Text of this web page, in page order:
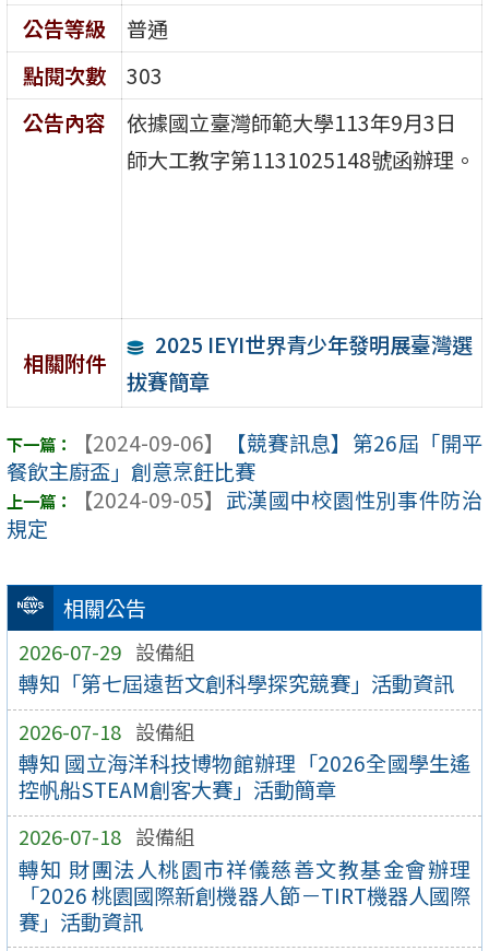
相關公告
2026-07-29 設備組
轉知「第七屆遠哲文創科學探究競賽」活動資訊
2026-07-18 設備組
轉知 國立海洋科技博物館辦理「2026全國學生遙
控帆船STEAM創客大賽」活動簡章
2026-07-18 設備組
轉知 財團法人桃園市祥儀慈善文教基金會辦理
「2026 桃園國際新創機器人節－TIRT機器人國際
賽」活動資訊
公告等級
普通
點閱次數
303
公告內容
依據國立臺灣師範大學113年9月3日
師大工教字第1131025148號函辦理。
相關附件
2025 IEYI世界青少年發明展臺灣選
拔賽簡章
【2024-09-06】
【競賽訊息】第26屆「開平
餐飲主廚盃」創意烹飪比賽
【2024-09-05】 武漢國中校園性別事件防治
規定